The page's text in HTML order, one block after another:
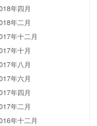
年四月
年二月
年十二月
年十月
年八月
年六月
年四月
年二月
年十二月